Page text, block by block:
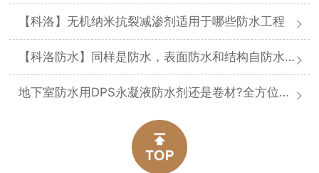
【科洛】无机纳米抗裂减渗剂适用于哪些防水工程
【科洛防水】同样是防水，表面防水和结构自防水差在哪
地下室防水用DPS永凝液防水剂还是卷材?全方位对比分析